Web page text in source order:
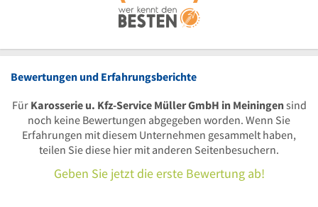
Bewertungen und Erfahrungsberichte
Für Karosserie u. Kfz-Service Müller GmbH in Meiningensind
noch keine Bewertungen abgegeben worden. Wenn Sie
Erfahrungen mit diesem Unternehmen gesammelt haben,
teilen Sie diese hier mit anderen Seitenbesuchern.
Geben Sie jetzt die erste Bewertung ab!